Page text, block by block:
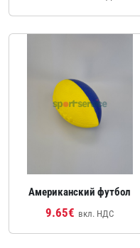
Американский футбол
9.65€ вкл. НДС